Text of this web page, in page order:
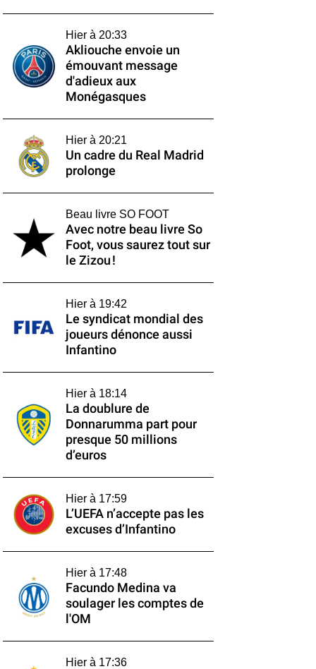
Hier à 20:33
Akliouche envoie un
émouvant message
d'adieux aux
Monégasques
Hier à 20:21
Un cadre du Real Madrid
prolonge
Beau livre SO FOOT
Avec notre beau livre So
Foot, vous saurez tout sur
le Zizou !
Hier à 19:42
Le syndicat mondial des
joueurs dénonce aussi
Infantino
Hier à 18:14
La doublure de
Donnarumma part pour
presque 50 millions
d’euros
Hier à 17:59
L’UEFA n’accepte pas les
excuses d’Infantino
Hier à 17:48
Facundo Medina va
soulager les comptes de
l'OM
Hier à 17:36